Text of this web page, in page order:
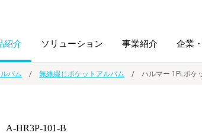
紹介 ソリューション 事業紹介 企業
バム 無線綴じポケットアルバム ハルマー 1PLポケ
A-HR3P-101-B